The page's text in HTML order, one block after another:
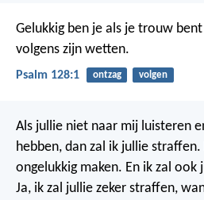
Gelukkig ben je als je trouw bent
volgens zijn wetten.
Psalm 128:1 ontzag volgen
Als jullie niet naar mij luisteren
hebben, dan zal ik jullie
ongelukkig maken. En ik zal
Ja, ik zal jullie zeker straffen,